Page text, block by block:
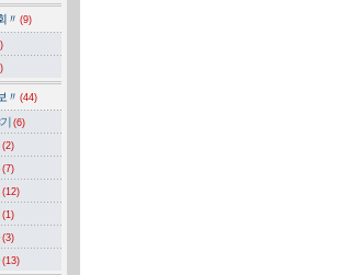
〃 (9)
〃 (44)
(6)
(2)
(7)
(12)
(1)
(3)
(13)